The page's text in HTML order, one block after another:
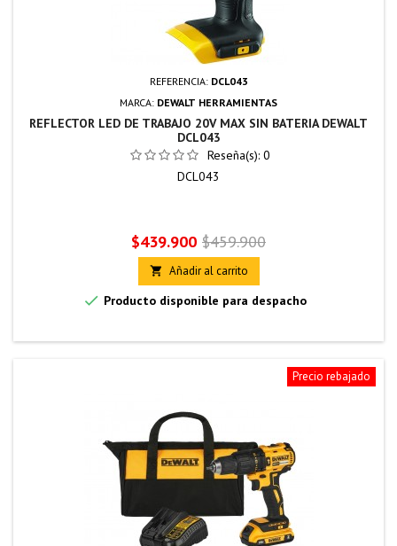
REFERENCIA: DCL043
MARCA: DEWALT HERRAMIENTAS
REFLECTOR LED DE TRABAJO 20V MAX SIN BATERIA DEWALT
DCL043
Reseña(s): 0
DCL043
Precio
$439.900 Precio
base
$459.900
 Añadir al carrito
 Producto disponible para despacho
Precio rebajado